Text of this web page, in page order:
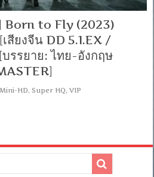
Born to Fly (2023)
สียงจีน DD 5.1.EX /
รรยาย: ไทย-อังกฤษ
Mini-HD,Super HQ,VIP